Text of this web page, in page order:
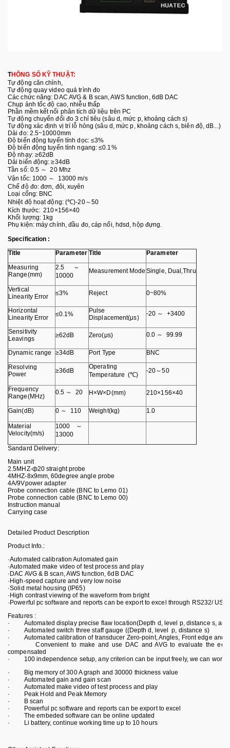
THÔNG SỐ KỸ THUẬT:
Tự động căn chỉnh,
Tự động quay video quá trình đo
Các chức năng: DAC AVG & B scan, AWS function, 6dB DAC
Chụp ảnh tốc độ cao, nhiễu thấp
Phần mềm kết nối phân tích dữ liệu trên PC
Tự động chuyển đổi đo 3 chỉ tiêu (sâu d, mức p, khoảng cách s)
Tự động xác định vị trí lỗ hỏng (sâu d, mức p, khoảng cách s, biên độ, dB...)
Dải đo: 2.5~10000mm
Độ biến động tuyến tính dọc: ≤3%
Độ biến động tuyến tính ngang: ≤0.1%
Độ nhạy: ≥62dB
Dải biến động: ≥34dB
Tần số: 0.5 ～ 20 Mhz
Vận tốc: 1000 ～ 13000 m/s
Chế độ đo: đơn, đôi, xuyên
Loại cổng: BNC
Nhiệt độ hoạt động: (℃)-20～50
Kích thước: 210×156×40
Khối lượng: 1kg
Phụ kiện: máy chính, đầu đo, cáp nối, hdsd, hộp đựng.
Specification :
Title
Parameter Title
Parameter
Measuring
Range(mm)
2.5 ～
10000
Measurement Mode Single, Dual,Thru
Vertical
Linearity Error
≤3% Reject 0~80%
Horizontal
Linearity Error
≤0.1%
Pulse
Displacement(μs)
-20 ～ +3400
Sensitivity
Leavings
≥62dB Zero(μs) 0.0 ～ 99.99
Dynamic range ≥34dB Port Type
BNC
Resolving
Power
≥36dB
Operating
Temperature (℃)
-20～50
Frequency
Range(MHz)
0.5 ～ 20 H×W×D(mm) 210×156×40
Gain(dB) 0 ～ 110 Weight(kg) 1.0
Material
Velocity(m/s)
1000 ～
13000
Sandard Delivery:
Main unit
2.5MHZ-ф20 straight probe
4MHZ-8x9mm, 60degree angle probe
4A/9Vpower adapter
Probe connection cable (BNC to Lemo 01)
Probe connection cable (BNC to Lemo 00)
Instruction manual
Carrying case
Detailed Product Description
Product Info.:
·Automated calibration Automated gain
·Automated make video of test process and play
·DAC AVG & B scan, AWS function, 6dB DAC
·High-speed capture and very low noise
·Solid metal housing (IP65)
·High contrast viewing of the waveform from bright
·Powerful pc software and reports can be export to excel through RS232/ USB
Features :
· Automated display precise flaw location(Depth d, level p, distance s,
· Automated switch three staff gauge ((Depth d, level p, distance s)
· Automated calibration of transducer Zero-point, Angles, Front edge and
· Convenient to make and use DAC and AVG to evaluate the
compensated
· 100 independence setup, any criterion can be input freely, we can
· Big memory of 300 A graph and 30000 thickness value
· Automated gain and gain scan
· Automated make video of test process and play
· Peak Hold and Peak Memory
· B scan
· Powerful pc software and reports can be export to excel
· The embeded software can be online updated
· Li battery, continue working time up to 10 hours